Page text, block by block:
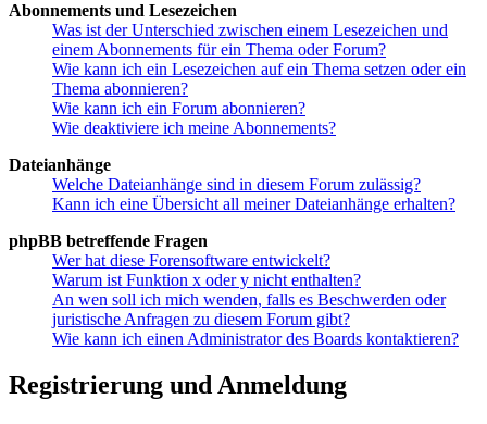
Abonnements und Lesezeichen
Was ist der Unterschied zwischen einem Lesezeichen und
einem Abonnements für ein Thema oder Forum?
Wie kann ich ein Lesezeichen auf ein Thema setzen oder ein
Thema abonnieren?
Wie kann ich ein Forum abonnieren?
Wie deaktiviere ich meine Abonnements?
Dateianhänge
Welche Dateianhänge sind in diesem Forum zulässig?
Kann ich eine Übersicht all meiner Dateianhänge erhalten?
phpBB betreffende Fragen
Wer hat diese Forensoftware entwickelt?
Warum ist Funktion x oder y nicht enthalten?
An wen soll ich mich wenden, falls es Beschwerden oder
juristische Anfragen zu diesem Forum gibt?
Wie kann ich einen Administrator des Boards kontaktieren?
Registrierung und Anmeldung